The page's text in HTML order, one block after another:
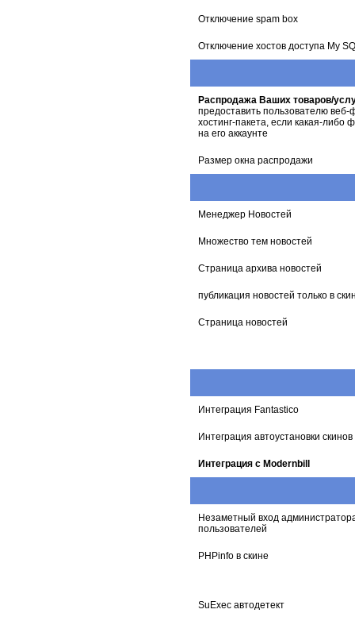
Отключение spam box
Отключение хостов доступа My
Распродажа Ваших товаров/
предоставить пользователю
хостинг-пакета, если какая-либо
на его аккаунте
Размер окна распродажи
Менеджер Новостей
Множество тем новостей
Страница архива новостей
публикация новостей только в
Страница новостей
Интеграция Fantastico
Интеграция автоустановки скинов
Интеграция с Modernbill
Незаметный вход
пользователей
PHPinfo в скине
SuExec автодетект